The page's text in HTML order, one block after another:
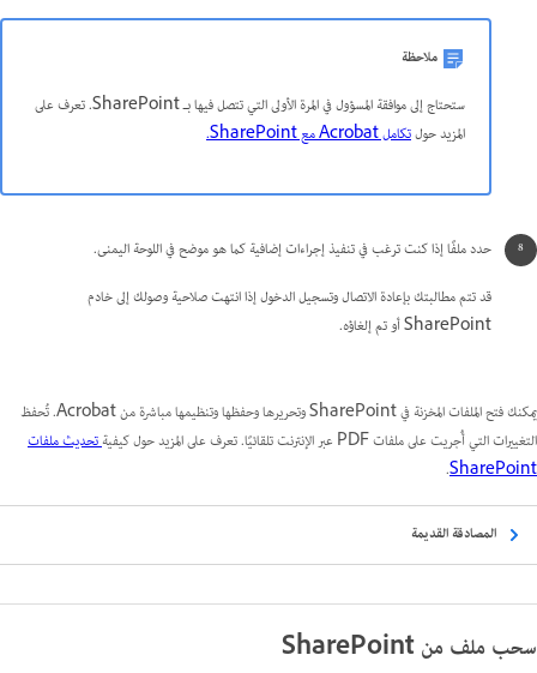
ملاحظة
ستحتاج إلى موافقة المسؤول في المرة الأولى التي تتصل فيها بـ SharePoint. تعرف على
المزيد حولتكامل Acrobat مع SharePoint.
حدد ملفًا إذا كنت ترغب في تنفيذ إجراءات إضافية كما هو موضح في اللوحة اليمنى.
قد تتم مطالبتك بإعادة الاتصال وتسجيل الدخول إذا انتهت صلاحية وصولك إلى خادم
SharePoint أو تم إلغاؤه.
يمكنك فتح الملفات المخزنة في SharePoint وتحريرها وحفظها وتنظيمها مباشرة من Acrobat. تُحفظ
التغييرات التي أُجريت على ملفات PDF عبر الإنترنت تلقائيًا. تعرف على المزيد حول كيفية
تحديث ملفات
SharePoint
.
المصادقة القديمة
سحب ملف من SharePoint